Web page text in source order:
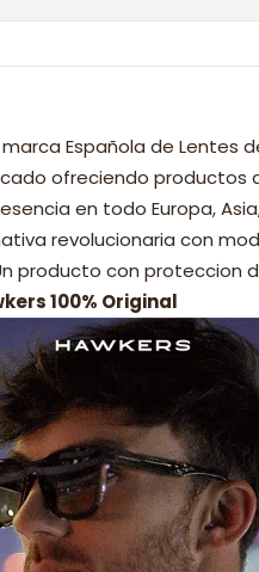
Española de Lentes
ofreciendo productos
en todo Europa,
revolucionaria con
producto con proteccion
100% Original